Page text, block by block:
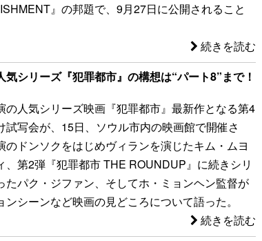
』の邦題で、9月27日に公開されること
続きを読む
気シリーズ『犯罪都市』の構想は“パート8”まで！
の人気シリーズ映画『犯罪都市』最新作となる第4
試写会が、15日、ソウル市内の映画館で開催さ
のドンソクをはじめヴィランを演じたキム・ムヨ
、第2弾『犯罪都市 THE ROUNDUP』に続きシリ
たパク・ジファン、そしてホ・ミョンヘン監督が
シーンなど映画の見どころについて語った。
続きを読む